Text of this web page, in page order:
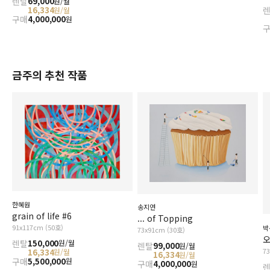
16,334원/월
구매4,000,000원
금주의 추천 작품
한혜원
grain of life #6
91x117cm (50호)
렌탈150,000원/월
16,334원/월
구매5,500,000원
송지연
... of Topping
73x91cm (30호)
렌탈99,000원/월
16,334원/월
구매4,000,000원